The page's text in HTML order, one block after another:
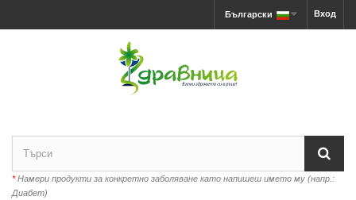
Вход
Български
*Намери продукти за конкретно заболяване като напишеш името му (напр.:
Диабет)